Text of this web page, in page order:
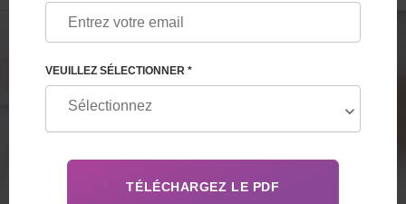
VEUILLEZ SÉLECTIONNER *